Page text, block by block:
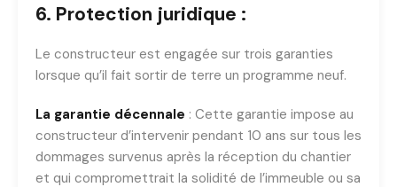
6. Protection juridique :
Le constructeur est engagée sur trois garanties
lorsque qu’il fait sortir de terre un programme neuf.
La garantie décennale : Cette garantie impose au
constructeur d’intervenir pendant 10 ans sur tous les
dommages survenus après la réception du chantier
et qui compromettrait la solidité de l’immeuble ou sa